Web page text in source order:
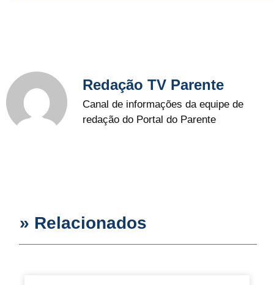
Redação TV Parente
Canal de informações da equipe de
redação do Portal do Parente
» Relacionados